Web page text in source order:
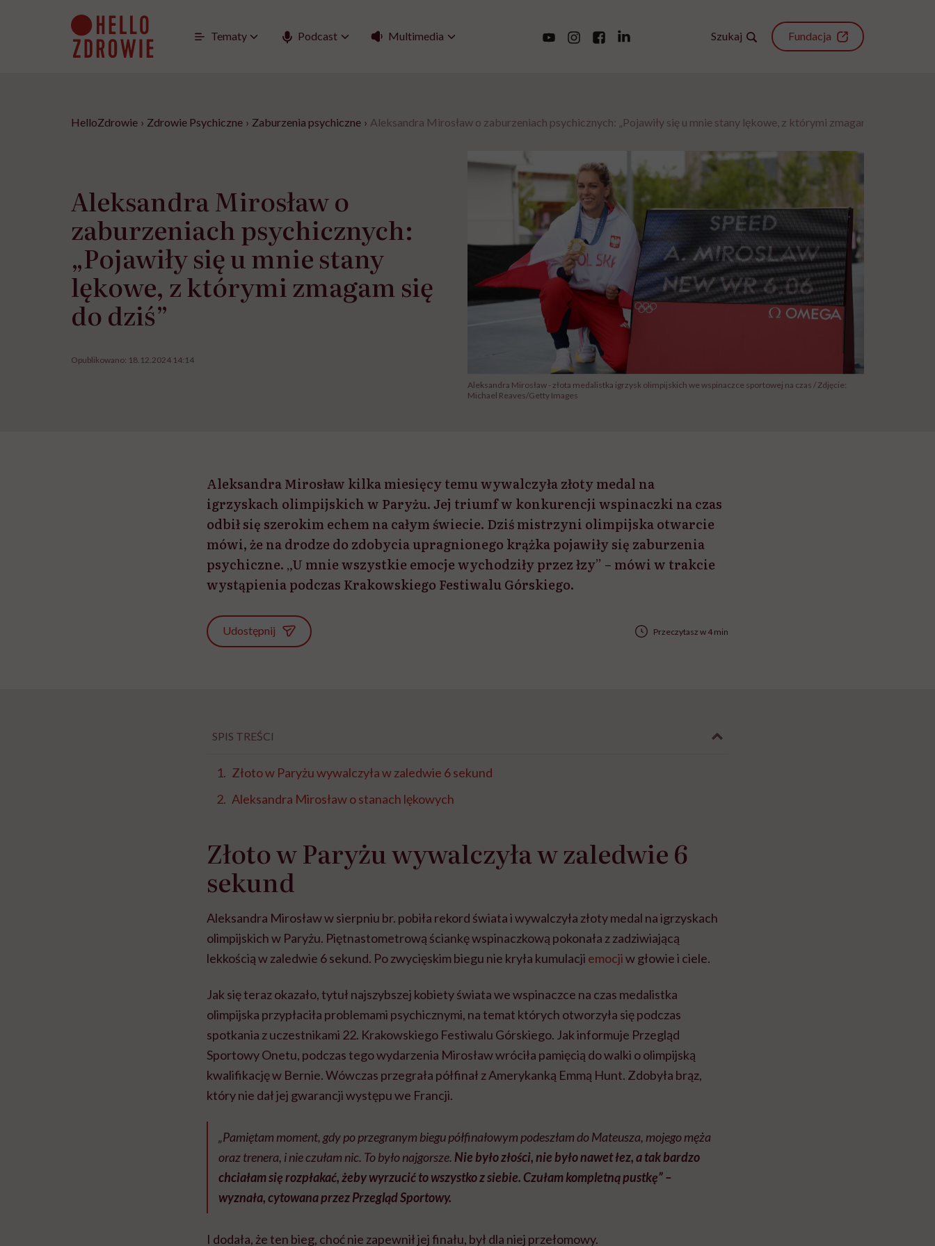
Tematy Podcast Multimedia Szukaj Fundacja
HelloZdrowie › Zdrowie Psychiczne › Zaburzenia psychiczne › Aleksandra Mirosław o zaburzeniach psychicznych: „Pojawiły się u mnie stany lękowe, z którymi zmagam się do dziś”
Aleksandra Mirosław o
zaburzeniach psychicznych:
„Pojawiły się u mnie stany
lękowe, z którymi zmagam się
do dziś”
Opublikowano: 18.12.2024 14:14
Aleksandra Mirosław - złota medalistka igrzysk olimpijskich we wspinaczce sportowej na czas / Zdjęcie:
Michael Reaves/Getty Images
Aleksandra Mirosław kilka miesięcy temu wywalczyła złoty medal na
igrzyskach olimpijskich w Paryżu. Jej triumf w konkurencji wspinaczki na czas
odbił się szerokim echem na całym świecie. Dziś mistrzyni olimpijska otwarcie
mówi, że na drodze do zdobycia upragnionego krążka pojawiły się zaburzenia
psychiczne. „U mnie wszystkie emocje wychodziły przez łzy” – mówi w trakcie
wystąpienia podczas Krakowskiego Festiwalu Górskiego.
Udostępnij Przeczytasz w 4 min
SPIS TREŚCI
Złoto w Paryżu wywalczyła w zaledwie 6 sekund
Aleksandra Mirosław o stanach lękowych
Złoto w Paryżu wywalczyła w zaledwie 6
sekund
Aleksandra Mirosław w sierpniu br. pobiła rekord świata i wywalczyła złoty medal na igrzyskach
olimpijskich w Paryżu. Piętnastometrową ściankę wspinaczkową pokonała z zadziwiającą
lekkością w zaledwie 6 sekund. Po zwycięskim biegu nie kryła kumulacji emocjiw głowie i ciele.
Jak się teraz okazało, tytuł najszybszej kobiety świata we wspinaczce na czas medalistka
olimpijska przypłaciła problemami psychicznymi, na temat których otworzyła się podczas
spotkania z uczestnikami 22. Krakowskiego Festiwalu Górskiego. Jak informuje Przegląd
Sportowy Onetu, podczas tego wydarzenia Mirosław wróciła pamięcią do walki o olimpijską
kwalifikację w Bernie. Wówczas przegrała półfinał z Amerykanką Emmą Hunt. Zdobyła brąz,
który nie dał jej gwarancji występu we Francji.
„Pamiętam moment, gdy po przegranym biegu półfinałowym podeszłam do Mateusza, mojego męża
oraz trenera, i nie czułam nic. To było najgorsze. Nie było złości, nie było nawet łez, a tak bardzo
chciałam się rozpłakać, żeby wyrzucić to wszystko z siebie. Czułam kompletną pustkę” –
wyznała, cytowana przez Przegląd Sportowy.
I dodała, że ten bieg, choć nie zapewnił jej finału, był dla niej przełomowy.